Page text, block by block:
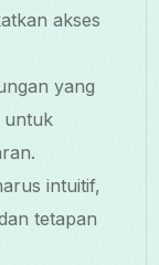
akses
yang
untuk
intuitif,
tetapan